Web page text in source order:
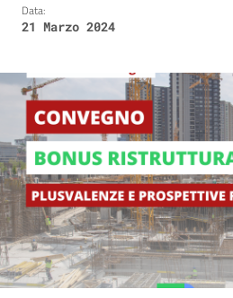
Data:
21 Marzo 2024